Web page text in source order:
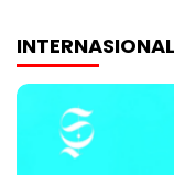
INTERNASIONAL